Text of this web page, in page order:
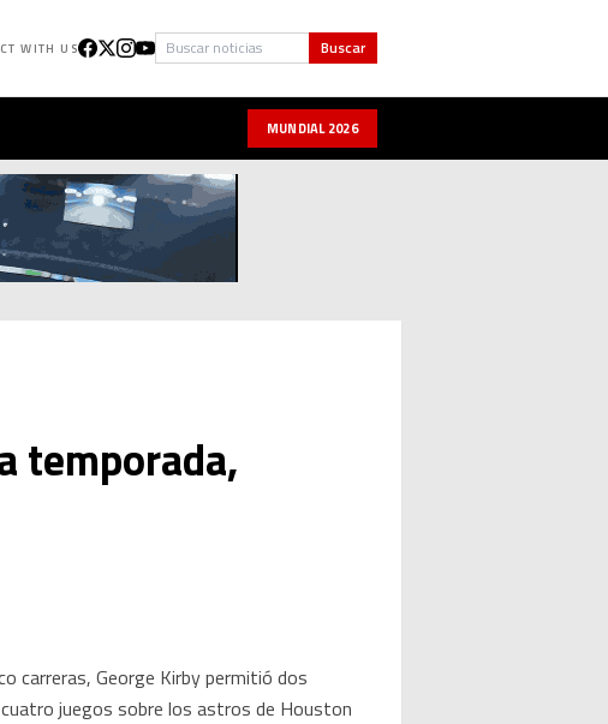
WITH US Buscar Buscar
MUNDIAL 2026
temporada,
carreras, George Kirby permitió dos
juegos sobre los astros de Houston